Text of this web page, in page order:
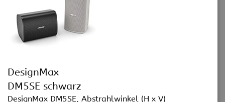
DesignMax
DM5SE schwarz
DesignMax DM5SE, Abstrahlwinkel (H x V)